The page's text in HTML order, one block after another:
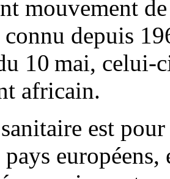
mouvement
depuis
10 mai, celui-
africain.
est
pays